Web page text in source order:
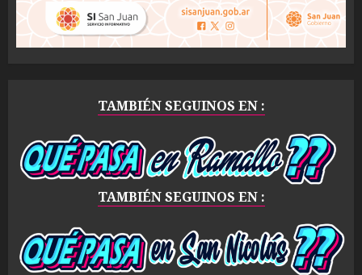
TAMBIÉN SEGUINOS EN :
TAMBIÉN SEGUINOS EN :